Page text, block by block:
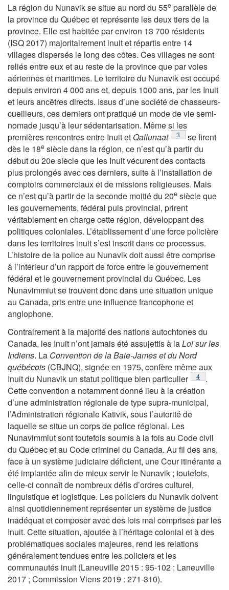
La région du Nunavik se situe au nord du 55e parallèle de
la province du Québec et représente les deux tiers de la
province. Elle est habitée par environ 13 700 résidents
(ISQ 2017) majoritairement inuit et répartis entre 14
villages dispersés le long des côtes. Ces villages ne sont
reliés entre eux et au reste de la province que par voies
aériennes et maritimes. Le territoire du Nunavik est occupé
depuis environ 4 000 ans et, depuis 1000 ans, par les Inuit
et leurs ancêtres directs. Issus d’une société de chasseurs-
cueilleurs, ces derniers ont pratiqué un mode de vie semi-
nomade jusqu’à leur sédentarisation. Même si les
premières rencontres entre Inuit et Qallunaat Note de bas de
3
se firent
dès le 18e siècle dans la région, ce n’est qu’à partir du
début du 20e siècle que les Inuit vécurent des contacts
plus prolongés avec ces derniers, suite à l’installation de
comptoirs commerciaux et de missions religieuses. Mais
ce n’est qu’à partir de la seconde moitié du 20e siècle que
les gouvernements, fédéral puis provincial, prirent
véritablement en charge cette région, développant des
politiques coloniales. L’établissement d’une force policière
dans les territoires inuit s’est inscrit dans ce processus.
L’histoire de la police au Nunavik doit aussi être comprise
à l’intérieur d’un rapport de force entre le gouvernement
fédéral et le gouvernement provincial du Québec. Les
Nunavimmiut se trouvent donc dans une situation unique
au Canada, pris entre une influence francophone et
anglophone.
Contrairement à la majorité des nations autochtones du
Canada, les Inuit n’ont jamais été assujettis à laLoi sur les
Indiens. La Convention dela Baie-James et du Nord
québécois (CBJNQ), signée en 1975, confère même aux
Inuit du Nunavik un statut politique bien particulier
Note de
4
.
Cette convention a notamment donné lieu à la création
d’une administration régionale de type supra-municipal,
l’Administration régionale Kativik, sous l’autorité de
laquelle se situe un corps de police régional. Les
Nunavimmiut sont toutefois soumis à la fois au Code civil
du Québec et au Code criminel du Canada. Au fil des ans,
face à un système judiciaire déficient, une Cour itinérante a
été implantée afin de mieux servir le Nunavik ; toutefois,
celle-ci connaît de nombreux défis d’ordres culturel,
linguistique et logistique. Les policiers du Nunavik doivent
ainsi quotidiennement représenter un système de justice
inadéquat et composer avec des lois mal comprises par les
Inuit. Cette situation, ajoutée à l’héritage colonial et à des
problématiques sociales majeures, rend les relations
généralement tendues entre les policiers et les
communautés inuit (Laneuville 2015 : 95-102 ; Laneuville
2017 ; Commission Viens 2019 : 271-310).